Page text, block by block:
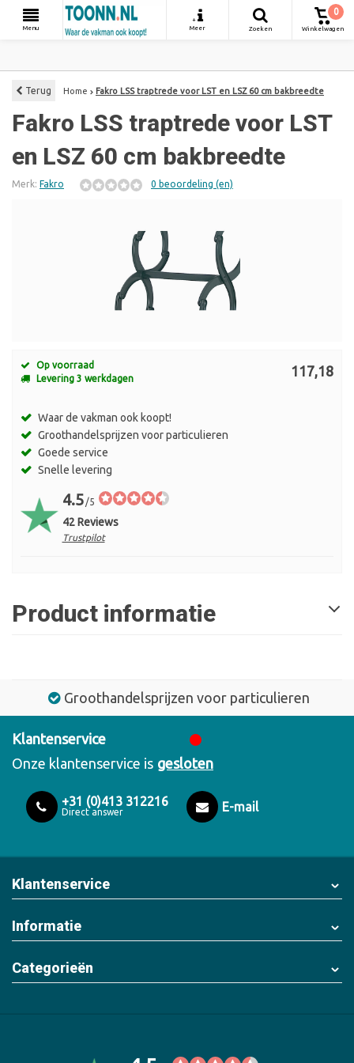
Menu
+
Meer
Zoeken
0
Winkelwagen
Terug Home Fakro LSS traptrede voor LST en LSZ 60 cm bakbreedte
Fakro LSS traptrede voor LST
en LSZ 60 cm bakbreedte
Merk: Fakro 0 beoordeling (en)
Op voorraad
Levering 3 werkdagen
117,18
Waar de vakman ook koopt!
Groothandelsprijzen voor particulieren
Goede service
Snelle levering
4.5 /5
42 Reviews
Trustpilot
Product informatie
Groothandelsprijzen voor particulieren
Klantenservice
Onze klantenservice is gesloten
+31 (0)413 312216
Direct answer E-mail
Klantenservice
Informatie
Categorieën